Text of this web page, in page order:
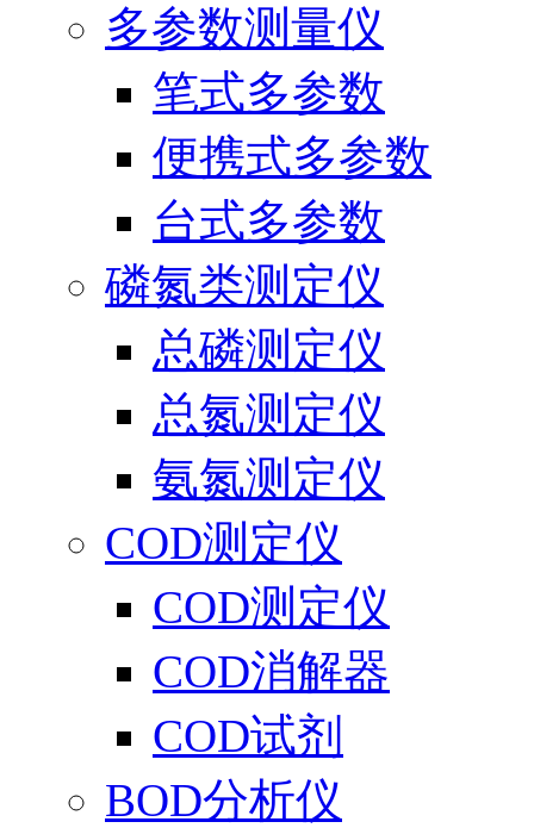
多参数测量仪
笔式多参数
便携式多参数
台式多参数
磷氮类测定仪
总磷测定仪
总氮测定仪
氨氮测定仪
COD测定仪
COD测定仪
COD消解器
COD试剂
BOD分析仪